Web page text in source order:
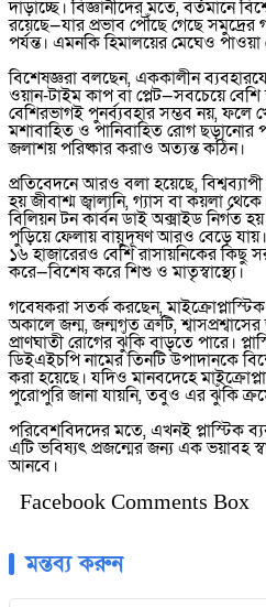
দাঁড়াচ্ছে। বিজ্ঞানীদের মতে, বর্তমানে
রয়েছে—যার প্রভাব পৌঁছে গেছে
পর্যন্ত। এমনকি হিমালয়ের মেঘেও পাওয়া
বিশেষজ্ঞরা বলছেন, এককালীন
ওয়ান-টাইম কাপ বা প্লেট—সবচেয়ে
বেশিরভাগই পুনর্ব্যবহার সম্ভব নয়, ফলে
মশাবাহিত ও পানিবাহিত রোগ ছড়ানোর
জলাশয় পরিষ্কার করাও অত্যন্ত কঠিন।
প্রতিবেদনে আরও বলা হয়েছে,
হয় জীবাশ্ম জ্বালানি, গ্যাস বা কয়লা
বিলিয়ন টন কার্বন ডাই অক্সাইড নির্গত
পুড়িয়ে ফেলায় বায়ুদূষণ আরও বেড়ে
১৬ হাজারেরও বেশি রাসায়নিকের কিছু
করে—বিশেষ করে শিশু ও মাতৃস্বাস্থ্যে।
গবেষকরা সতর্ক করছেন,
অকালে জন্ম, জন্মগত ত্রুটি,
প্রাণঘাতী রোগের ঝুঁকি বাড়তে পারে।
ডিইএইচপি নামের তিনটি উপাদানকে
করা হয়েছে। যদিও মানবদেহে
পুরোপুরি জানা যায়নি, তবুও এর ঝুঁকি
পরিবেশবিদদের মতে, এখনই প্লাস্টিক
এটি ভবিষ্যৎ প্রজন্মের জন্য এক ভয়াবহ
আনবে।
Facebook Comments Box
মন্তব্য করুন